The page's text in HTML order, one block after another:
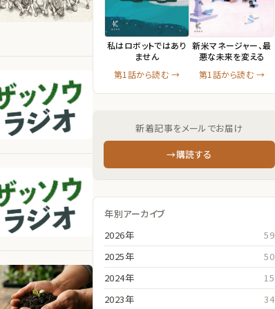
私はロボットではあり
ません
第1話から読む →
新米マネージャー、最
悪な未来を変える
第1話から読む →
新着記事をメールでお届け
→購読する
年別アーカイブ
2026年
59
2025年
50
2024年
15
2023年
34